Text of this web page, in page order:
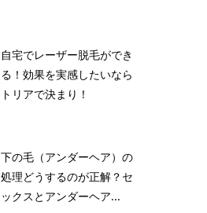
自宅でレーザー脱毛ができ
る！効果を実感したいなら
トリアで決まり！
下の毛（アンダーヘア）の
処理どうするのが正解？セ
ックスとアンダーヘア...